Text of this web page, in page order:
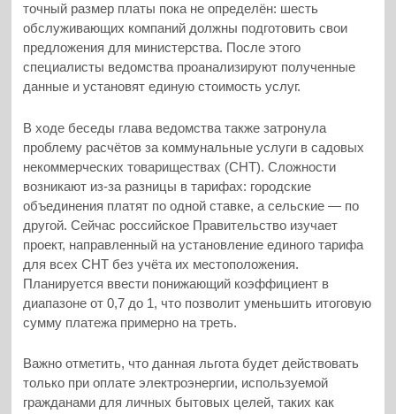
точный размер платы пока не определён: шесть
обслуживающих компаний должны подготовить свои
предложения для министерства. После этого
специалисты ведомства проанализируют полученные
данные и установят единую стоимость услуг.
В ходе беседы глава ведомства также затронула
проблему расчётов за коммунальные услуги в садовых
некоммерческих товариществах (СНТ). Сложности
возникают из-за разницы в тарифах: городские
объединения платят по одной ставке, а сельские — по
другой. Сейчас российское Правительство изучает
проект, направленный на установление единого тарифа
для всех СНТ без учёта их местоположения.
Планируется ввести понижающий коэффициент в
диапазоне от 0,7 до 1, что позволит уменьшить итоговую
сумму платежа примерно на треть.
Важно отметить, что данная льгота будет действовать
только при оплате электроэнергии, используемой
гражданами для личных бытовых целей, таких как